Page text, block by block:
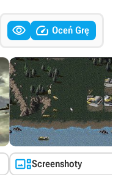
  Oceń Grę
Screenshoty